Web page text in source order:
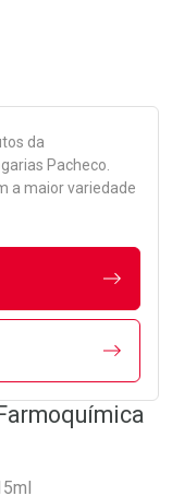
da
Pacheco.
a maior variedade